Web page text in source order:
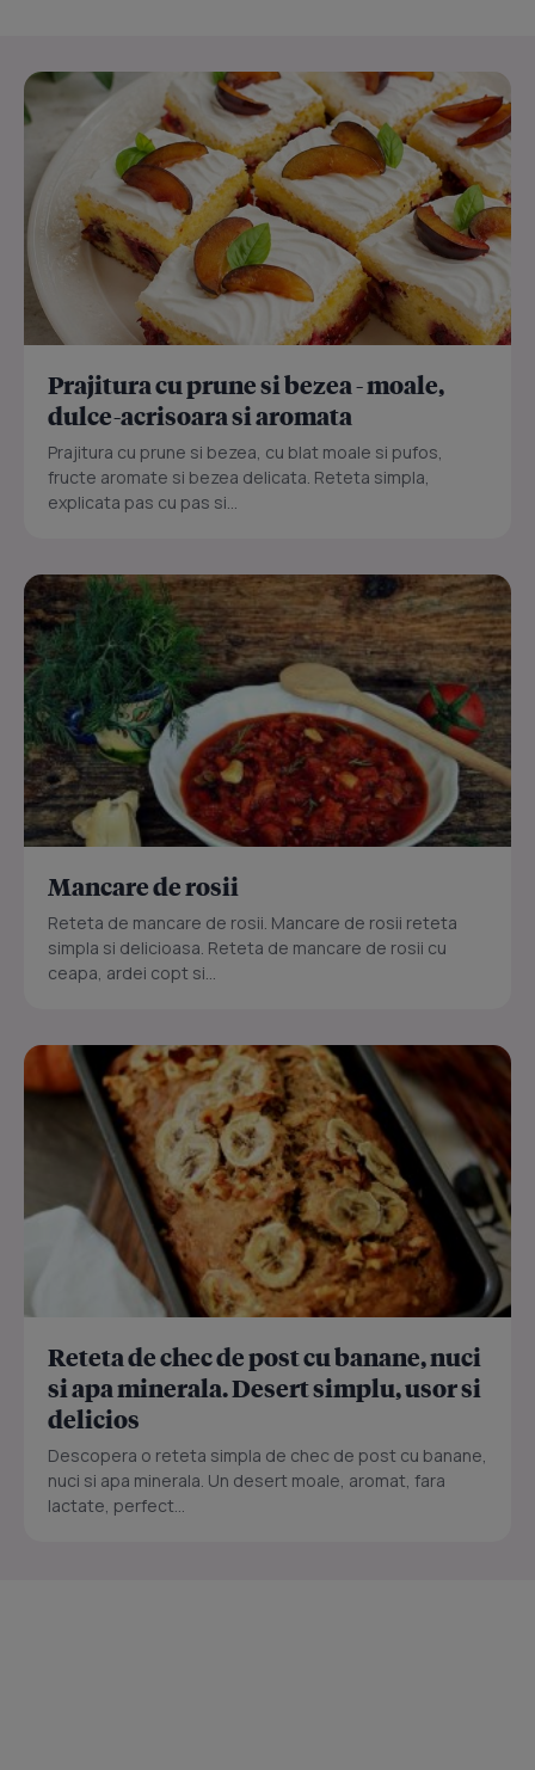
Prajitura cu prune si bezea - moale,
dulce-acrisoara si aromata
Prajitura cu prune si bezea, cu blat moale si pufos,
fructe aromate si bezea delicata. Reteta simpla,
explicata pas cu pas si...
Mancare de rosii
Reteta de mancare de rosii. Mancare de rosii reteta
simpla si delicioasa. Reteta de mancare de rosii cu
ceapa, ardei copt si...
Reteta de chec de post cu banane, nuci
si apa minerala. Desert simplu, usor si
delicios
Descopera o reteta simpla de chec de post cu banane,
nuci si apa minerala. Un desert moale, aromat, fara
lactate, perfect...